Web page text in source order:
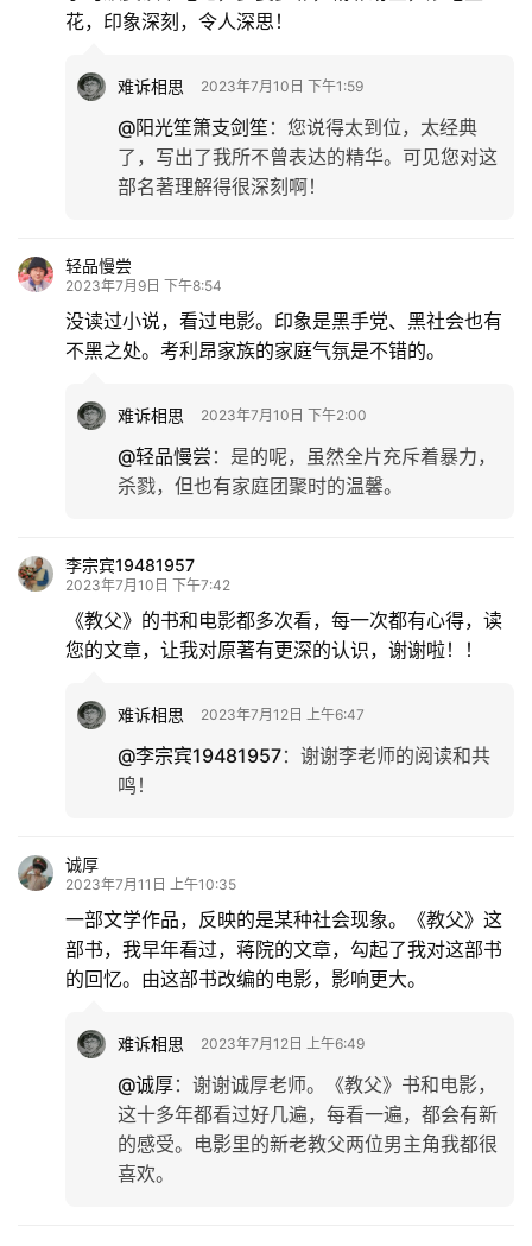
花，印象深刻，令人深思！
难诉相思 2023年7月10日 下午1:59
@阳光笙箫支剑笙 ： 您说得太到位，太经典
了，写出了我所不曾表达的精华。可见您对这
部名著理解得很深刻啊！
轻品慢尝
2023年7月9日 下午8:54
没读过小说，看过电影。印象是黑手党、黑社会也有
不黑之处。考利昂家族的家庭气氛是不错的。
难诉相思 2023年7月10日 下午2:00
@轻品慢尝 ： 是的呢，虽然全片充斥着暴力，
杀戮，但也有家庭团聚时的温馨。
李宗宾19481957
2023年7月10日 下午7:42
《教父》的书和电影都多次看，每一次都有心得，读
您的文章，让我对原著有更深的认识，谢谢啦！！
难诉相思 2023年7月12日 上午6:47
@李宗宾19481957： 谢谢李老师的阅读和共
鸣！
诚厚
2023年7月11日 上午10:35
一部文学作品，反映的是某种社会现象。《教父》这
部书，我早年看过，蒋院的文章，勾起了我对这部书
的回忆。由这部书改编的电影，影响更大。
难诉相思 2023年7月12日 上午6:49
@诚厚： 谢谢诚厚老师。《教父》书和电影，
这十多年都看过好几遍，每看一遍，都会有新
的感受。电影里的新老教父两位男主角我都很
喜欢。